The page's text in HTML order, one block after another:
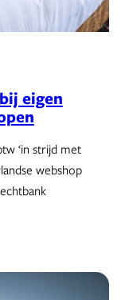
eigen
‘in strijd met
webshop